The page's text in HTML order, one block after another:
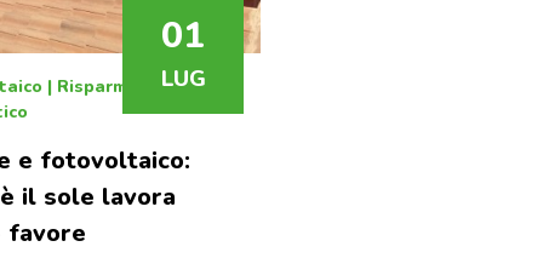
01
LUG
| Risparmio
e fotovoltaico:
il sole lavora
favore